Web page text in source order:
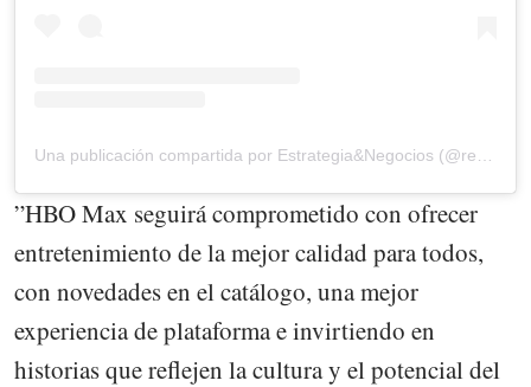
”HBO Max seguirá comprometido con ofrecer
entretenimiento de la mejor calidad para todos,
con novedades en el catálogo, una mejor
experiencia de plataforma e invirtiendo en
historias que reflejen la cultura y el potencial del